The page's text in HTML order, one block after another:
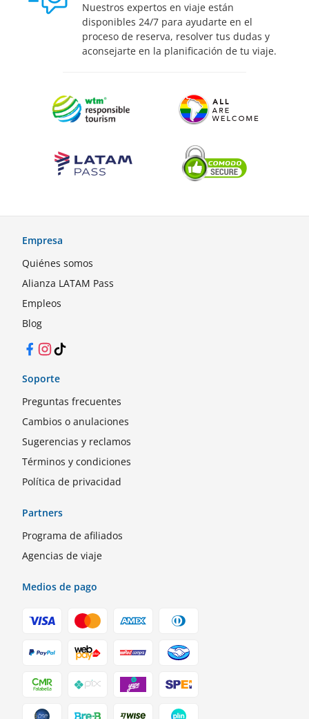
Nuestros expertos en viaje están
disponibles 24/7 para ayudarte en el
proceso de reserva, resolver tus dudas y
aconsejarte en la planificación de tu viaje.
Empresa
Quiénes somos
Alianza LATAM Pass
Empleos
Blog
Facebook
Instagram
TikTok
Soporte
Preguntas frecuentes
Cambios o anulaciones
Sugerencias y reclamos
Términos y condiciones
Política de privacidad
Partners
Programa de afiliados
Agencias de viaje
Medios de pago